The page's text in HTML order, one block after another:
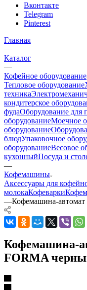
Вконтакте
Telegram
Pinterest
Главная
—
Каталог
—
Кофейное оборудование
Тепловое оборудование
техника
кондитерское
фудаОборудование для
оборудованиеМоечное
оборудование
блюдУпаковочное
оборудованиеВесовое
кухонныйПосуда и
—
Кофемашины
Аксессуары для
молокаКофеварки
—Кофемашина-
Кофемашина-
FORMA